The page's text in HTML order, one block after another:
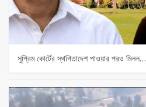
সুপ্রিম কোর্টের স্থগিতাদেশ পাওয়ার পর‌ও মিলল…